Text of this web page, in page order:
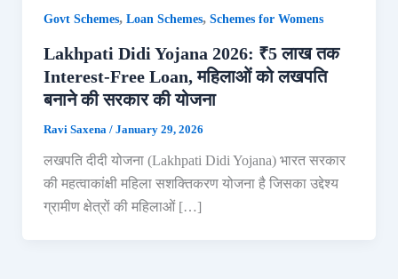
Govt Schemes, Loan Schemes, Schemes for Womens
Lakhpati Didi Yojana 2026: ₹5 लाख तक
Interest-Free Loan, महिलाओं को लखपति
बनाने की सरकार की योजना
Ravi Saxena / January 29, 2026
लखपति दीदी योजना (Lakhpati Didi Yojana) भारत सरकार
की महत्वाकांक्षी महिला सशक्तिकरण योजना है जिसका उद्देश्य
ग्रामीण क्षेत्रों की महिलाओं […]